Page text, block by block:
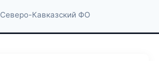
Северо-Кавказский ФО